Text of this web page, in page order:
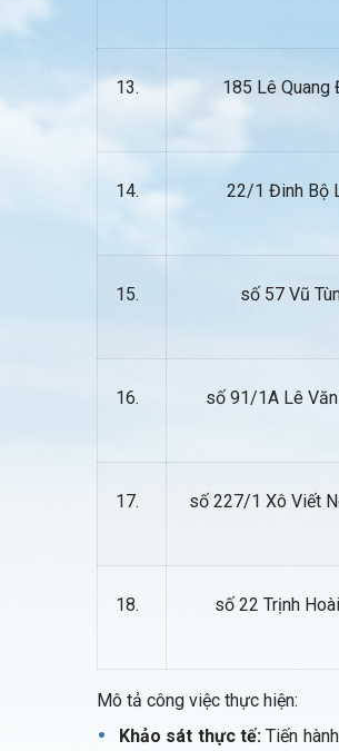
13. 185 Lê Quang
14. 22/1 Đinh Bộ
15. số 57 Vũ
16. số 91/1A Lê
17. số 227/1 Xô Viết
18. số 22 Trịnh
Mô tả công việc thực hiện:
Khảo sát thực tế: Tiến